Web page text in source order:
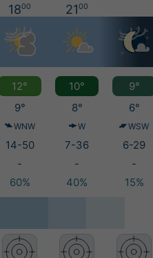
1800 2100
12° 10°
9°
9° 8° 6°
WNW W WSW
14-50 7-36
6-29
- -
-
60% 40% 15%